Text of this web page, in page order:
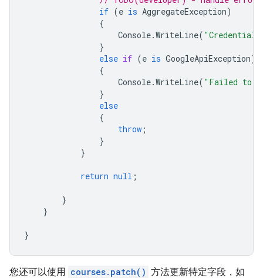
if (e is AggregateException)
{
Console.WriteLine( "Credential
}
else if (e is GoogleApiException)
{
Console.WriteLine( "Failed to
}
else
{
throw ;
}
}
return null ;
}
}
}
您还可以使用 courses.patch() 方法更新特定字段，如